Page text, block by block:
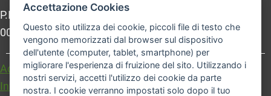
P.Iva: 01232710374 - Cod. IBAN: IT 88 R 02008 02435
000020067156
Accessibilità
Carta dei valori
Informativa sul trattamento dei dati personali
Accettazione Cookies
Questo sito utilizza dei cookie, piccoli file di testo che
vengono memorizzati dal browser sul dispositivo
dell'utente (computer, tablet, smartphone) per
migliorare l'esperienza di fruizione del sito. Utilizzando i
nostri servizi, accetti l'utilizzo dei cookie da parte
nostra. I cookie verranno impostati solo dopo il tuo